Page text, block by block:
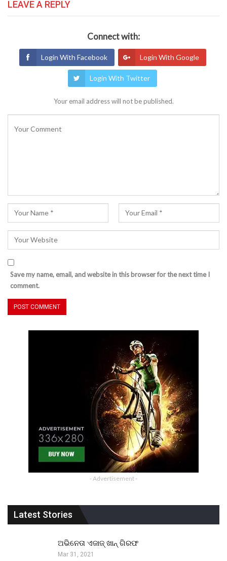
LEAVE A REPLY
Connect with:
Login With Facebook Login With Google
Login With Twitter
Your email address will not be published.
Save my name, email, and website in this browser for the next time I
comment.
- Advertisement -
Latest Stories
ଅଭିନେତା ଏଜାଜ୍ ଖାନ୍ ଗିରଫ
Mar 31, 2021